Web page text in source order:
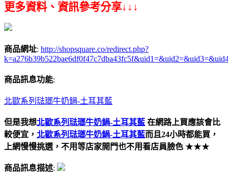
更多資料、資訊參考分享↓↓↓
商品網址: http://shopsquare.co/redirect.php?
商品訊息功能:
北歐系列琺瑯牛奶鍋-土耳其藍
但是我想北歐系列琺瑯牛奶鍋-土耳其藍 在網路上買應該會比
較便宜， 北歐系列琺瑯牛奶鍋-土耳其藍而且24小時都能買，
上網慢慢挑選，不用等店家開門也不用看店員臉色 ★★★
商品訊息描述: